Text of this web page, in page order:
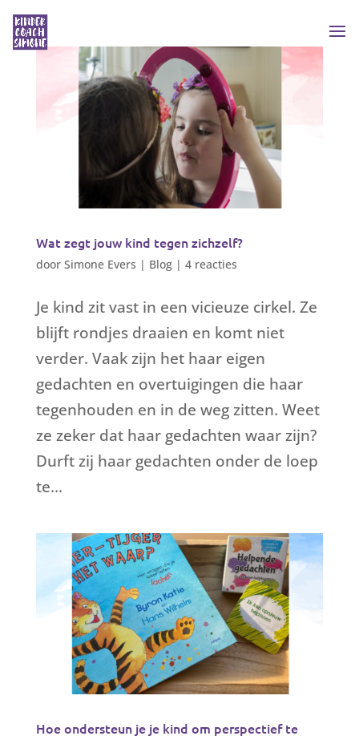
Wat zegt jouw kind tegen zichzelf?
door Simone Evers | Blog| 4 reacties
Je kind zit vast in een vicieuze cirkel. Ze
blijft rondjes draaien en komt niet
verder. Vaak zijn het haar eigen
gedachten en overtuigingen die haar
tegenhouden en in de weg zitten. Weet
ze zeker dat haar gedachten waar zijn?
Durft zij haar gedachten onder de loep
te...
Hoe ondersteun je je kind om perspectief te